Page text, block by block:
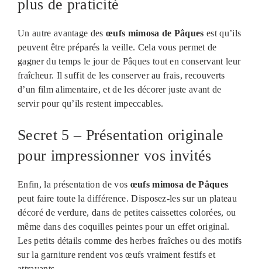
plus de praticité
Un autre avantage desœufs mimosa de Pâques est qu’ils
peuvent être préparés la veille. Cela vous permet de
gagner du temps le jour de Pâques tout en conservant leur
fraîcheur. Il suffit de les conserver au frais, recouverts
d’un film alimentaire, et de les décorer juste avant de
servir pour qu’ils restent impeccables.
Secret 5 – Présentation originale
pour impressionner vos invités
Enfin, la présentation de vos œufs mimosa de Pâques
peut faire toute la différence. Disposez-les sur un plateau
décoré de verdure, dans de petites caissettes colorées, ou
même dans des coquilles peintes pour un effet original.
Les petits détails comme des herbes fraîches ou des motifs
sur la garniture rendent vos œufs vraiment festifs et